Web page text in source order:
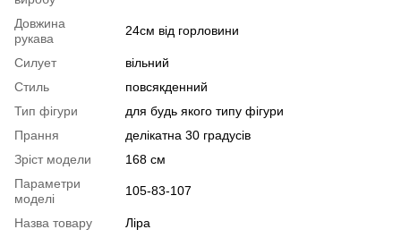
Довжина
рукава
24см від горловини
Силует
вільний
Стиль
повсякденний
Тип фігури
для будь якого типу фігури
Прання
делікатна 30 градусів
Зріст модели
168 см
Параметри
моделі
105-83-107
Назва товару
Ліра